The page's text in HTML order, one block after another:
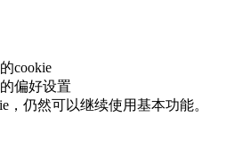
cookie
偏好设置
，仍然可以继续使用基本功能。